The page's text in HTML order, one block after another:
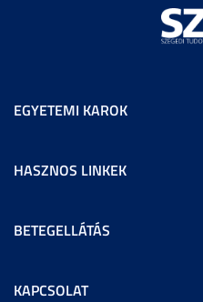
EGYETEMI KAROK
HASZNOS LINKEK
BETEGELLÁTÁS
KAPCSOLAT